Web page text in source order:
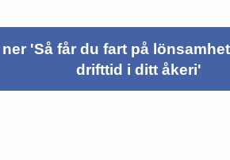
'Så får du fart på
drifttid i ditt åkeri'